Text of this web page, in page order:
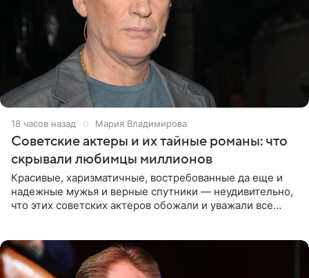
18 часов назад Мария Владимирова
Советские актеры и их тайные романы: что
скрывали любимцы миллионов
Красивые, харизматичные, востребованные да еще и
надежные мужья и верные спутники — неудивительно,
что этих советских актеров обожали и уважали все